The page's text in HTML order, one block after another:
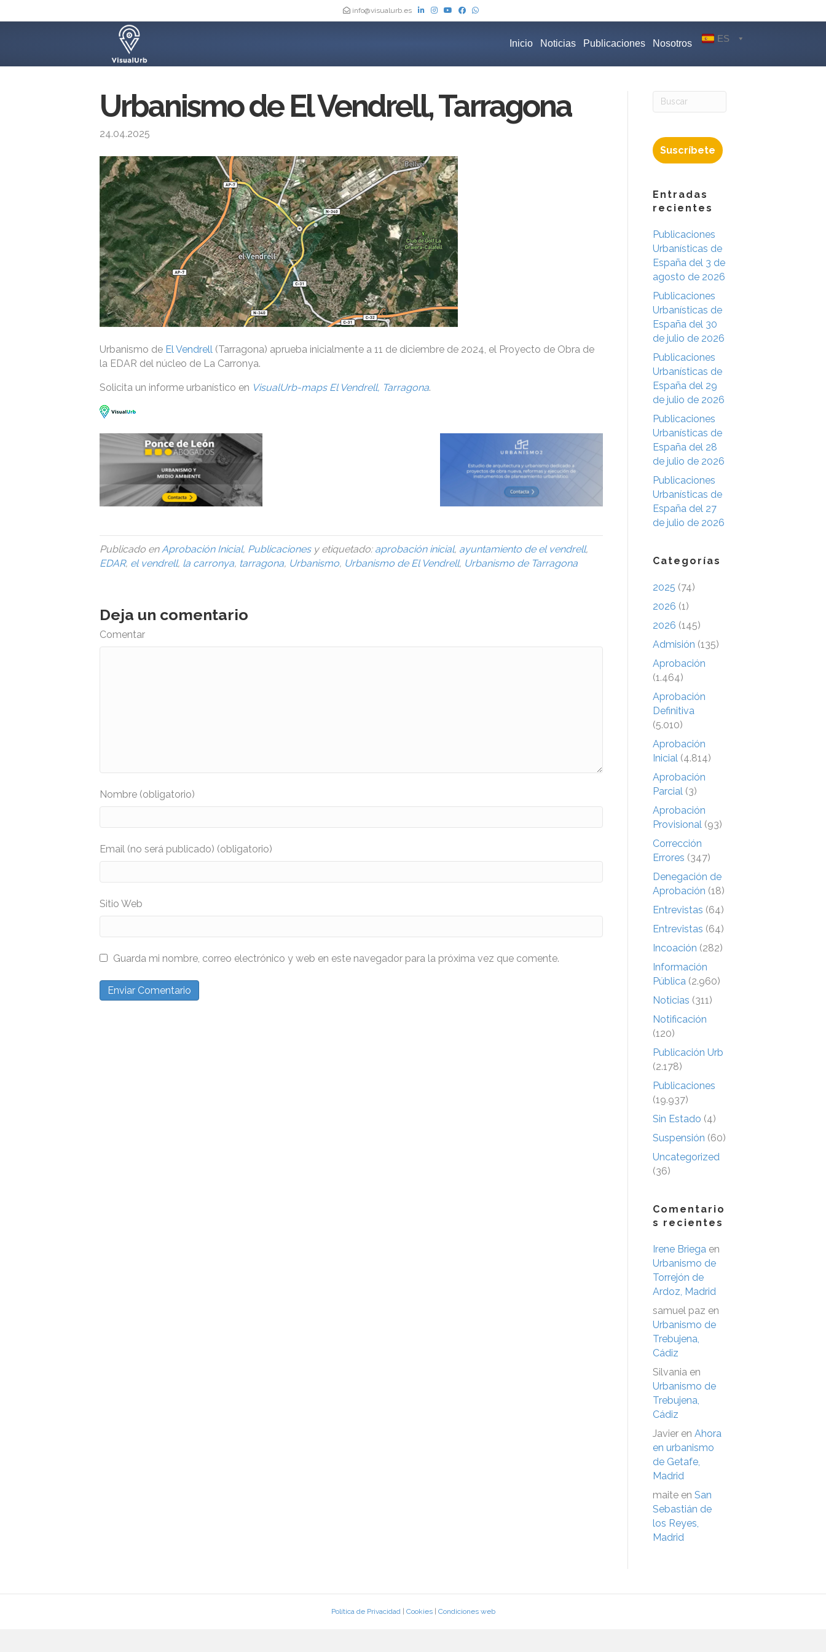
info@visualurb.es
Inicio Noticias Publicaciones Nosotros ES
Urbanismo de El Vendrell, Tarragona
24.04.2025
Urbanismo de El Vendrell (Tarragona) aprueba inicialmente a 11 de diciembre de 2024, el Proyecto de Obra de
la EDAR del núcleo de La Carronya.
Solicita un informe urbanístico en VisualUrb-maps El Vendrell, Tarragona.
Publicado enAprobación Inicial, Publicacionesy etiquetado: aprobación inicial, ayuntamiento de el vendrell,
EDAR, el vendrell, la carronya, tarragona, Urbanismo, Urbanismo de El Vendrell, Urbanismo de Tarragona
Deja un comentario
Comentar
Nombre (obligatorio)
Email (no será publicado) (obligatorio)
Sitio Web
Guarda mi nombre, correo electrónico y web en este navegador para la próxima vez que comente.
Suscríbete
Entradas
recientes
Publicaciones
Urbanísticas de
España del 3 de
agosto de 2026
Publicaciones
Urbanísticas de
España del 30
de julio de 2026
Publicaciones
Urbanísticas de
España del 29
de julio de 2026
Publicaciones
Urbanísticas de
España del 28
de julio de 2026
Publicaciones
Urbanísticas de
España del 27
de julio de 2026
Categorías
2025 (74)
2026 (1)
2026 (145)
Admisión (135)
Aprobación
(1.464)
Aprobación
Definitiva
(5.010)
Aprobación
Inicial (4.814)
Aprobación
Parcial (3)
Aprobación
Provisional (93)
Corrección
Errores (347)
Denegación de
Aprobación (18)
Entrevistas (64)
Entrevistas (64)
Incoación (282)
Información
Pública (2.960)
Noticias (311)
Notificación
(120)
Publicación Urb
(2.178)
Publicaciones
(19.937)
Sin Estado (4)
Suspensión (60)
Uncategorized
(36)
Comentario
s recientes
Irene Briega en
Urbanismo de
Torrejón de
Ardoz, Madrid
samuel paz en
Urbanismo de
Trebujena,
Cádiz
Silvania en
Urbanismo de
Trebujena,
Cádiz
Javier en Ahora
en urbanismo
de Getafe,
Madrid
maite en San
Sebastián de
los Reyes,
Madrid
Política de Privacidad| Cookies| Condiciones web